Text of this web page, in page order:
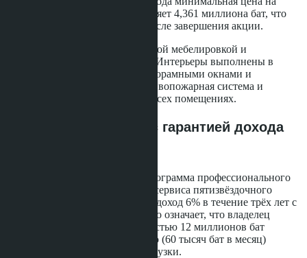
двухспальную квартиру составляет 4,361 миллиона бат, что
указывает на рост стоимости после завершения акции.
Все квартиры продаются с полной мебелировкой и
встроенной бытовой техникой. Интерьеры выполнены в
средиземноморском стиле с панорамными окнами и
просторными балконами. Противопожарная система и
датчики дыма установлены во всех помещениях.
Управление арендой с гарантией дохода
Для здания B предусмотрена программа профессионального
управления арендой с уровнем сервиса пятизвёздочного
отеля. Застройщик гарантирует доход 6% в течение трёх лет с
момента передачи квартиры. Это означает, что владелец
двухспальной квартиры стоимостью 12 миллионов бат
получит 720 тысяч бат ежегодно (60 тысяч бат в месяц)
независимо от фактической загрузки.